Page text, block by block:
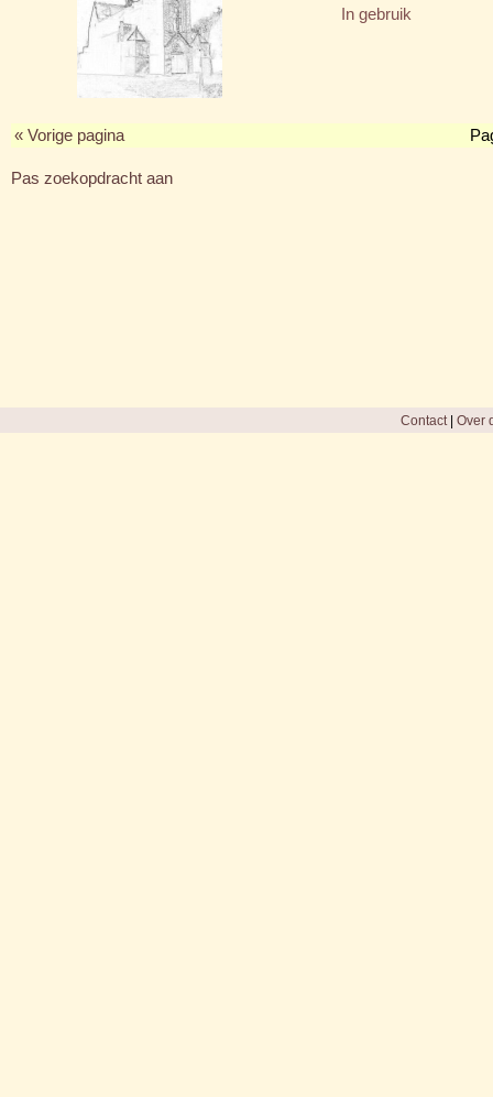
In gebruik
« Vorige pagina
Pas zoekopdracht aan
Contact| Over